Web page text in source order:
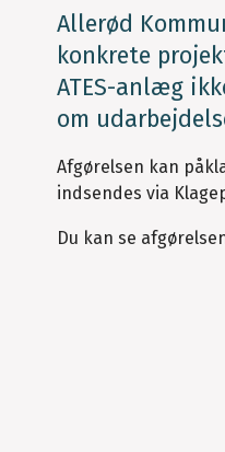
Allerød
konkrete
ATES-anlæg
om
Afgørelsen kan
indsendes via
Du kan se